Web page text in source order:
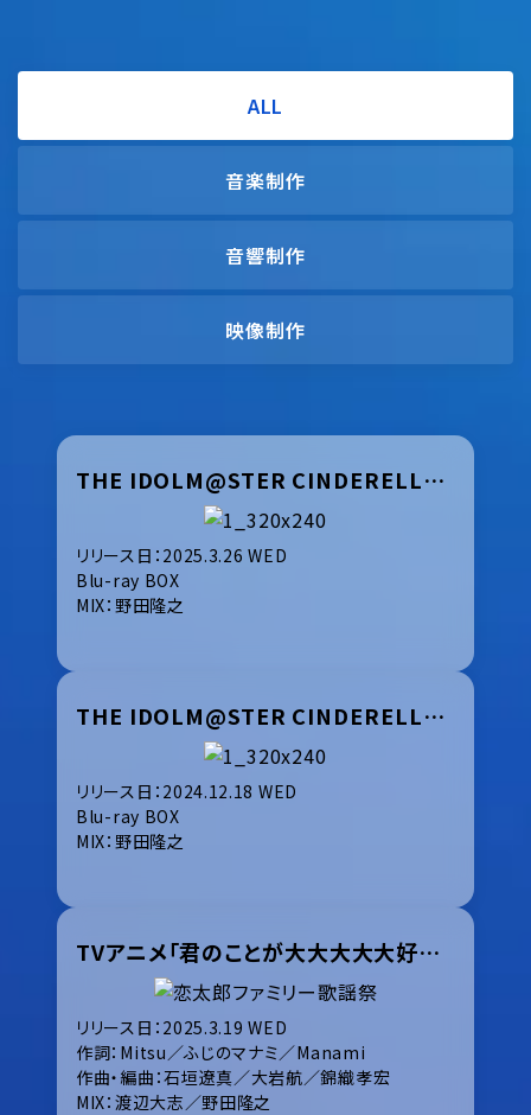
ALL
音楽制作
音響制作
映像制作
THE IDOLM@STER CINDERELLA GIRLS UNIT LIVE TOUR ConnecTrip! 福岡公演 / 東京公演 / 石川公演
リリース日：2025.3.26 WED
Blu-ray BOX
MIX：野田隆之
THE IDOLM@STER CINDERELLA GIRLS UNIT LIVE TOUR ConnecTrip! 山形公演 / 岩手公演 / 大阪公演
リリース日：2024.12.18 WED
Blu-ray BOX
MIX：野田隆之
TVアニメ「君のことが大大大大大好きな100人の彼女」第2期イメージソングアルバム
リリース日：2025.3.19 WED
作詞：Mitsu／ふじのマナミ／Manami
作曲・編曲：石垣遼真／大岩航／錦織孝宏
MIX：渡辺大志／野田隆之